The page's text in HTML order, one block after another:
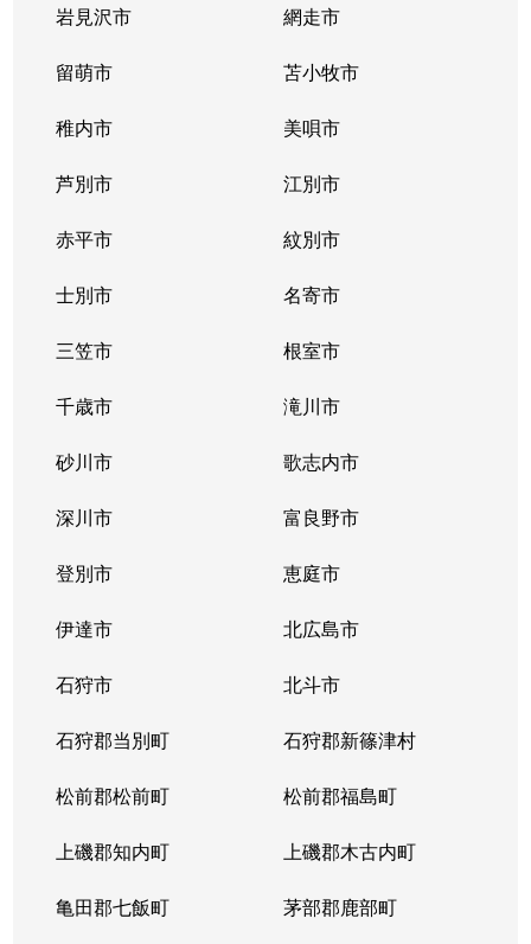
北３７条東
新道東
北３９条東
麻生
北３９条東
栄町(札幌)
北３９条東
栄町(札幌)
北４０条東
栄町(札幌)
北４０条東
栄町(札幌)
北４１条東
麻生
北４２条東
栄町(札幌)
北４３条東
栄町(札幌)
北４３条東
栄町(札幌)
北４６条東
栄町(札幌)
北４６条東
栄町(札幌)
東苗穂５条
元町(札幌)
伏古４条
環状通東
本町２条
環状通東
岩見沢市 網走市
留萌市 苫小牧市
稚内市 美唄市
芦別市 江別市
赤平市 紋別市
士別市 名寄市
三笠市 根室市
千歳市 滝川市
砂川市 歌志内市
深川市 富良野市
登別市 恵庭市
伊達市 北広島市
石狩市 北斗市
石狩郡当別町 石狩郡新篠津村
松前郡松前町 松前郡福島町
上磯郡知内町 上磯郡木古内町
亀田郡七飯町 茅部郡鹿部町